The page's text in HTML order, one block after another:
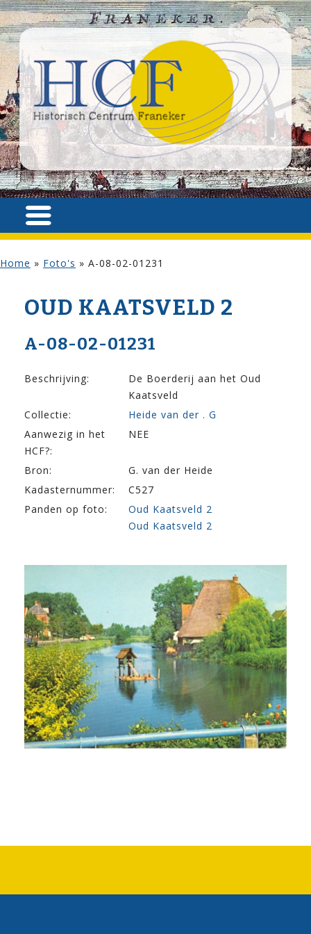
Home » Foto's » A-08-02-01231
OUD KAATSVELD 2
A-08-02-01231
Beschrijving:
De Boerderij aan het Oud
Kaatsveld
Collectie:
Heide van der . G
Aanwezig in het
HCF?:
NEE
Bron:
G. van der Heide
Kadasternummer:
C527
Panden op foto:
Oud Kaatsveld 2
Oud Kaatsveld 2